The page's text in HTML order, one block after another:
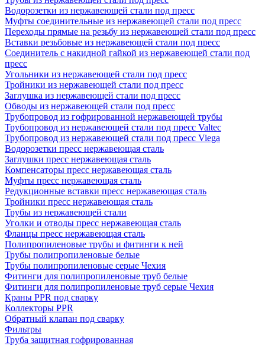
Водорозетки из нержавеющей стали под пресс
Муфты соединительные из нержавеющей стали под пресс
Переходы прямые на резьбу из нержавеющей стали под пресс
Вставки резьбовые из нержавеющей стали под пресс
Соединитель с накидной гайкой из нержавеющей стали под
пресс
Угольники из нержавеющей стали под пресс
Тройники из нержавеющей стали под пресс
Заглушка из нержавеющей стали под пресс
Обводы из нержавеющей стали под пресс
Трубопровод из гофрированной нержавеющей трубы
Трубопровод из нержавеющей стали под пресс Valtec
Трубопровод из нержавеющей стали под пресс Viega
Водорозетки пресс нержавеющая сталь
Заглушки пресс нержавеющая сталь
Компенсаторы пресс нержавеющая сталь
Муфты пресс нержавеющая сталь
Редукционные вставки пресс нержавеющая сталь
Тройники пресс нержавеющая сталь
Трубы из нержавеющей стали
Уголки и отводы пресс нержавеющая сталь
Фланцы пресс нержавеющая сталь
Полипропиленовые трубы и фитинги к ней
Трубы полипропиленовые белые
Трубы полипропиленовые серые Чехия
Фитинги для полипропиленовые труб белые
Фитинги для полипропиленовые труб серые Чехия
Краны PPR под сварку
Коллекторы PPR
Обратный клапан под сварку
Фильтры
Труба защитная гофрированная